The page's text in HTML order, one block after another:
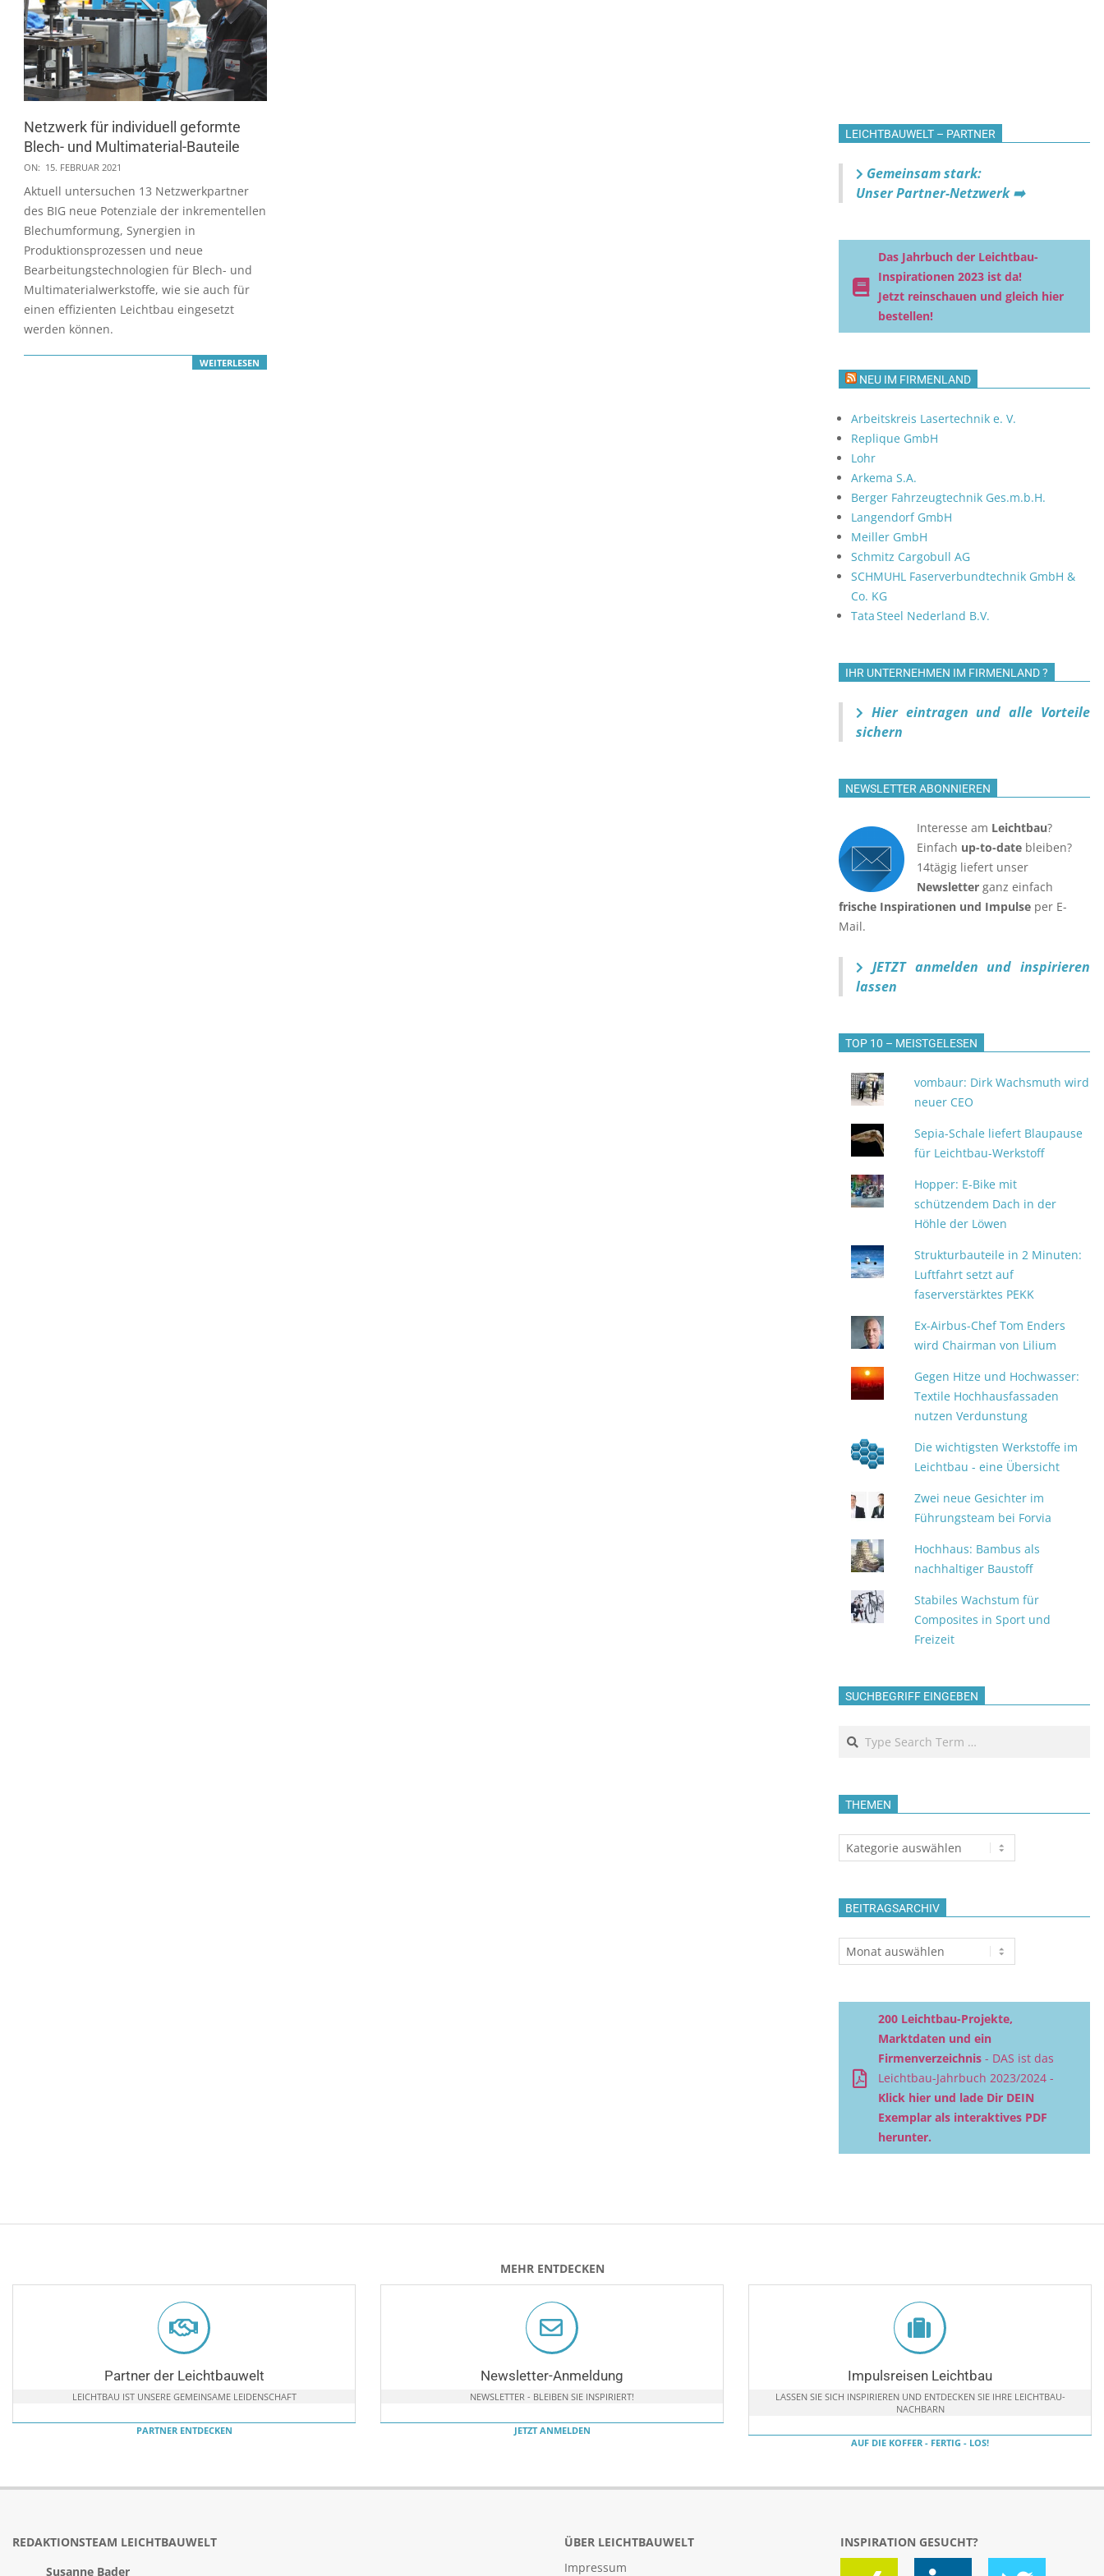
Netzwerk für individuell geformte
Blech- und Multimaterial-Bauteile
2021-
02-
15
ON: 15. FEBRUAR 2021
Aktuell untersuchen 13 Netzwerkpartner
des BIG neue Potenziale der inkrementellen
Blechumformung, Synergien in
Produktionsprozessen und neue
Bearbeitungstechnologien für Blech- und
Multimaterialwerkstoffe, wie sie auch für
einen effizienten Leichtbau eingesetzt
werden können.
WEITERLESEN
LEICHTBAUWELT – PARTNER
Gemeinsam stark:
Unser Partner-Netzwerk ➡️
Das Jahrbuch der Leichtbau-
Inspirationen 2023 ist da!
Jetzt reinschauen und gleich hier
bestellen!
NEU IM FIRMENLAND
Arbeitskreis Lasertechnik e. V.
Replique GmbH
Lohr
Arkema S.A.
Berger Fahrzeugtechnik Ges.m.b.H.
Langendorf GmbH
Meiller GmbH
Schmitz Cargobull AG
SCHMUHL Faserverbundtechnik GmbH &
Co. KG
Tata Steel Nederland B.V.
IHR UNTERNEHMEN IM FIRMENLAND ?
Hier eintragen und alle Vorteile
sichern
NEWSLETTER ABONNIEREN
Interesse am Leichtbau?
Einfach up-to-date bleiben?
14tägig liefert unser
Newsletter ganz einfach
frische Inspirationen und Impulse per E-
Mail.
JETZT anmelden und inspirieren
lassen
TOP 10 – MEISTGELESEN
vombaur: Dirk Wachsmuth wird
neuer CEO
Sepia-Schale liefert Blaupause
für Leichtbau-Werkstoff
Hopper: E-Bike mit
schützendem Dach in der
Höhle der Löwen
Strukturbauteile in 2 Minuten:
Luftfahrt setzt auf
faserverstärktes PEKK
Ex-Airbus-Chef Tom Enders
wird Chairman von Lilium
Gegen Hitze und Hochwasser:
Textile Hochhausfassaden
nutzen Verdunstung
Die wichtigsten Werkstoffe im
Leichtbau - eine Übersicht
Zwei neue Gesichter im
Führungsteam bei Forvia
Hochhaus: Bambus als
nachhaltiger Baustoff
Stabiles Wachstum für
Composites in Sport und
Freizeit
SUCHBEGRIFF EINGEBEN
Search
THEMEN
Themen
BEITRAGSARCHIV
Beitragsarchiv
200 Leichtbau-Projekte,
Marktdaten und ein
Firmenverzeichnis - DAS ist das
Leichtbau-Jahrbuch 2023/2024 -
Klick hier und lade Dir DEIN
Exemplar als interaktives PDF
herunter.
MEHR ENTDECKEN
Partner der Leichtbauwelt
LEICHTBAU IST UNSERE GEMEINSAME LEIDENSCHAFT
PARTNER ENTDECKEN
Newsletter-Anmeldung
NEWSLETTER - BLEIBEN SIE INSPIRIERT!
JETZT ANMELDEN
Impulsreisen Leichtbau
LASSEN SIE SICH INSPIRIEREN UND ENTDECKEN SIE IHRE LEICHTBAU-
NACHBARN
AUF DIE KOFFER - FERTIG - LOS!
REDAKTIONSTEAM LEICHTBAUWELT
Susanne Bader
ÜBER LEICHTBAUWELT
Impressum
INSPIRATION GESUCHT?